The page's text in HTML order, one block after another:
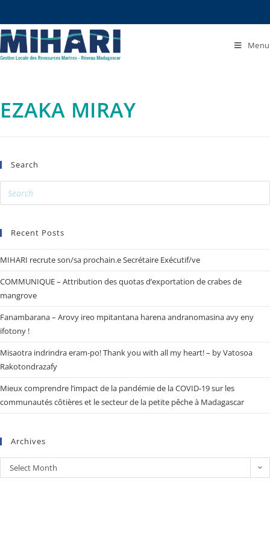
Menu
EZAKA MIRAY
Search
Recent Posts
MIHARI recrute son/sa prochain.e Secrétaire Exécutif/ve
COMMUNIQUE – Attribution des quotas d’exportation de crabes de
mangrove
Fanambarana – Arovy ireo mpitantana harena andranomasina avy eny
ifotony !
Misaotra indrindra eram-po! Thank you with all my heart! – by Vatosoa
Rakotondrazafy
Mieux comprendre l’impact de la pandémie de la COVID-19 sur les
communautés côtières et le secteur de la petite pêche à Madagascar
Archives
Select Month